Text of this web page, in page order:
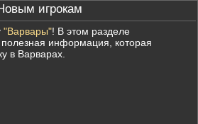
игрокам
"Варвары"! В этом разделе
информация, которая
в Варварах.